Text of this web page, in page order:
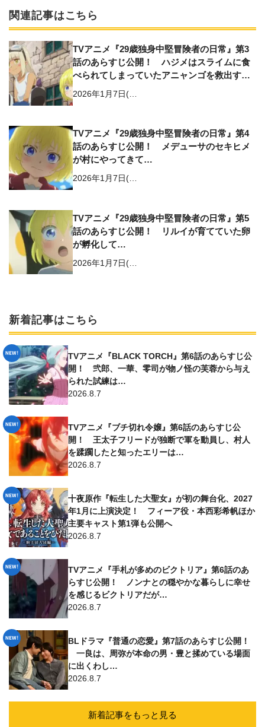
関連記事はこちら
TVアニメ『29歳独身中堅冒険者の日常』第3
話のあらすじ公開！ ハジメはスライムに⾷
べられてしまっていたアニャンゴを救出する
2026年1⽉7⽇(…
TVアニメ『29歳独身中堅冒険者の日常』第4
話のあらすじ公開！ メデューサのセキヒメ
が村にやってきて…
2026年1⽉7⽇(…
TVアニメ『29歳独身中堅冒険者の日常』第5
話のあらすじ公開！ リルイが育てていた卵
が孵化して…
2026年1⽉7⽇(…
新着記事はこちら
TVアニメ『BLACK TORCH』第6話のあらすじ公
開！ 弐郎、一華、零司が物ノ怪の芙蓉から与え
られた試練は…
2026.8.7
TVアニメ『ブチ切れ令嬢』第6話のあらすじ公
開！ 王太子フリードが独断で軍を動員し、村人
を蹂躙したと知ったエリーは…
2026.8.7
十夜原作『転生した大聖女』が初の舞台化、2027
年1月に上演決定！ フィーア役・本西彩希帆ほか
主要キャスト第1弾も公開へ
2026.8.7
TVアニメ『手札が多めのビクトリア』第6話のあ
らすじ公開！ ノンナとの穏やかな暮らしに幸せ
を感じるビクトリアだが…
2026.8.7
BLドラマ『普通の恋愛』第7話のあらすじ公開！
一良は、周弥が本命の男・豊と揉めている場面
に出くわし…
2026.8.7
新着記事をもっと見る